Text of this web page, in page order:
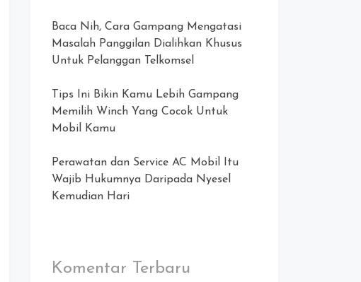
Baca Nih, Cara Gampang Mengatasi
Masalah Panggilan Dialihkan Khusus
Untuk Pelanggan Telkomsel
Tips Ini Bikin Kamu Lebih Gampang
Memilih Winch Yang Cocok Untuk
Mobil Kamu
Perawatan dan Service AC Mobil Itu
Wajib Hukumnya Daripada Nyesel
Kemudian Hari
Komentar Terbaru